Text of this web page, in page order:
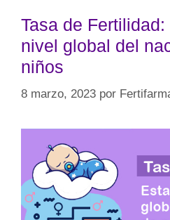
Tasa de
nivel global del
niños
8 marzo, 2023 por